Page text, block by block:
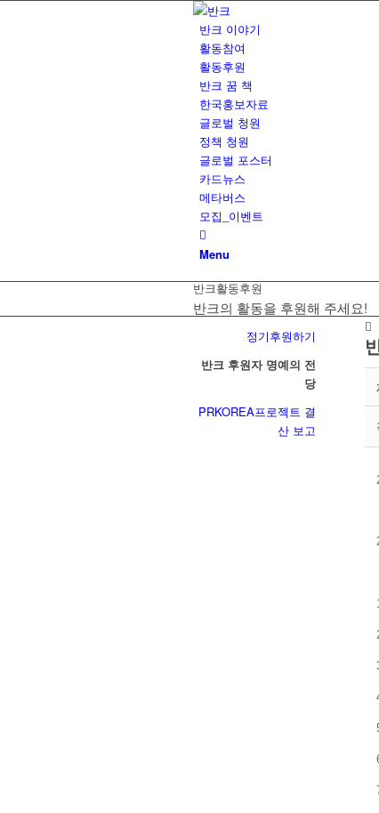
반크 이야기
활동참여
활동후원
반크 꿈 책
한국홍보자료
글로벌 청원
정책 청원
글로벌 포스터
카드뉴스
메타버스
모집_이벤트
Menu
반크활동후원
반크의 활동을 후원해 주세요!
정기후원하기
반크 후원자 명예의 전
당
PRKOREA프로젝트 결
산 보고